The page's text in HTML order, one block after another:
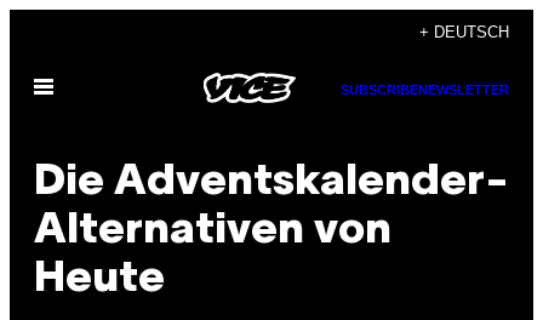
content
+ DEUTSCH
Open
SUBSCRIBENEWSLETTER
Die Adventskalender-
Alternativen von
Heute